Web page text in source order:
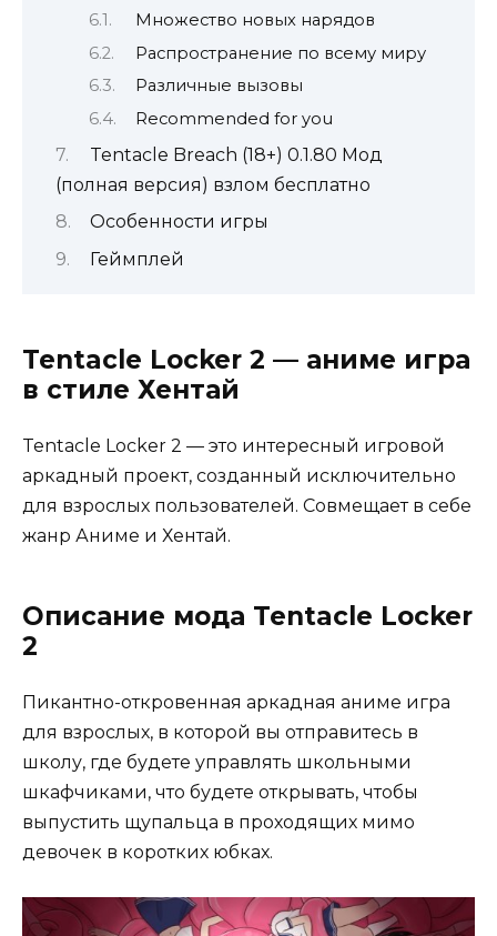
Множество новых нарядов
Распространение по всему миру
Различные вызовы
Recommended for you
Tentacle Breach (18+) 0.1.80 Мод
(полная версия) взлом бесплатно
Особенности игры
Геймплей
Tentacle Locker 2 — аниме игра
в стиле Хентай
Tentacle Locker 2 — это интересный игровой
аркадный проект, созданный исключительно
для взрослых пользователей. Совмещает в себе
жанр Аниме и Хентай.
Описание мода Tentacle Locker
2
Пикантно-откровенная аркадная аниме игра
для взрослых, в которой вы отправитесь в
школу, где будете управлять школьными
шкафчиками, что будете открывать, чтобы
выпустить щупальца в проходящих мимо
девочек в коротких юбках.